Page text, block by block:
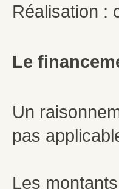
Réalisation :
Le
Un
pas
Les